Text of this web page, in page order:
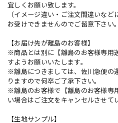
宜しくお願い致します。
（イメージ違い・ご注文間違いな
お受けできませんのでご留意下さい
【お届け先が離島のお客様】
※商品とは別に【離島のお客様専用
すようお願いいたします。
※離島につきましては、佐川急便の
りますので何卒ご了承下さい。
※離島のお客様で【離島のお客様専
い場合はご注文をキャンセルさせて
【生地サンプル】